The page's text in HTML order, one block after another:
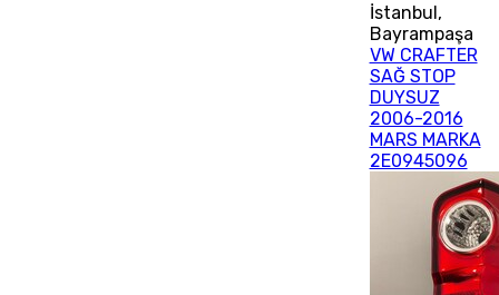
İstanbul,
Bayrampaşa
VW CRAFTER
SAĞ STOP
DUYSUZ
2006-2016
MARS MARKA
2E0945096